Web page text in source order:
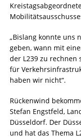
„Bislang konnte uns
geben, wann mit
der L239 zu rechnen
für
haben wir nicht“.
Rückenwind
Stefan Engstfeld,
Düsseldorf. Der
und hat das Thema